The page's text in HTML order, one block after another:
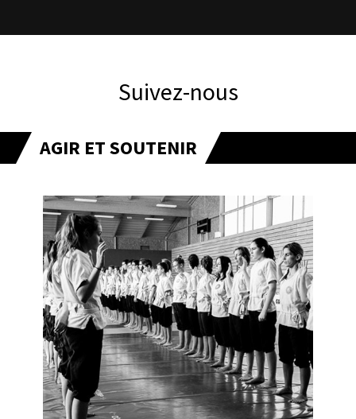
Suivez-nous
AGIR ET SOUTENIR